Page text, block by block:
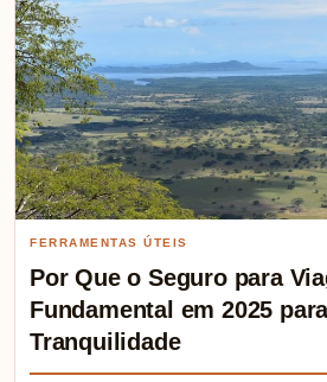
FERRAMENTAS ÚTEIS
Por Que o Seguro para
Fundamental em 2025
Tranquilidade